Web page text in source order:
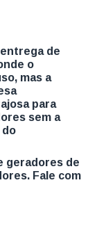
de
o
mas a
para
sem a
geradores de
Fale com